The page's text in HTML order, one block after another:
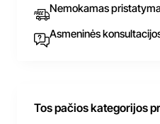
Nemokamas
Asmeninės
Tos pačios kategorijos